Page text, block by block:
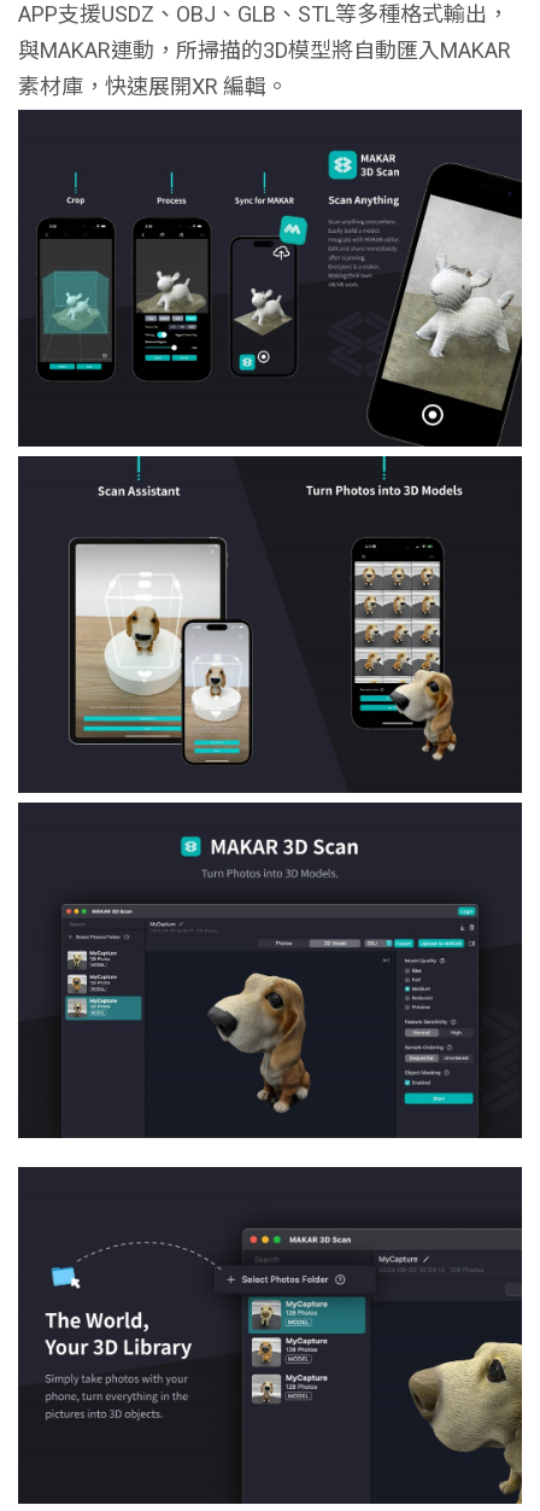
APP支援USDZ、OBJ、GLB、STL等多種格式輸出，
與MAKAR連動，所掃描的3D模型將自動匯入MAKAR
素材庫，快速展開XR 編輯。